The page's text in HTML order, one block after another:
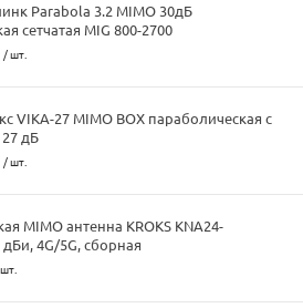
Parabola 3.2 MIMO 30дБ
сетчатая MIG 800-2700
/ шт.
VIKA-27 MIMO BOX параболическая с
дБ
/ шт.
MIMO антенна KROKS KNA24-
дБи, 4G/5G, сборная